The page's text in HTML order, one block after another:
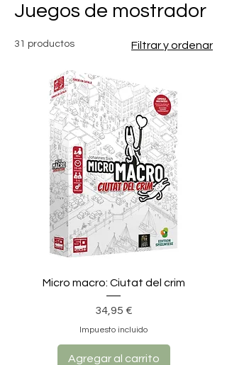
Juegos de mostrador
31 productos Filtrar y ordenar
Micro macro: Ciutat del crim
Precio
34,95 €
Impuesto incluido
Agregar al carrito